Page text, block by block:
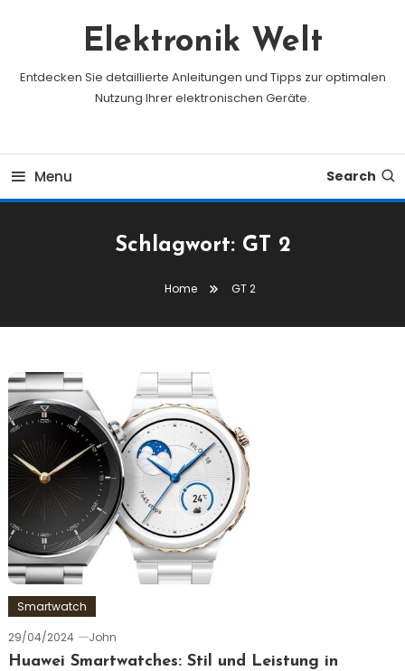
Elektronik Welt
Entdecken Sie detaillierte Anleitungen und Tipps zur optimalen
Nutzung Ihrer elektronischen Geräte.
Menu Search
Schlagwort: GT 2
Home GT 2
Smartwatch
29/04/2024
John
Huawei Smartwatches: Stil und Leistung in